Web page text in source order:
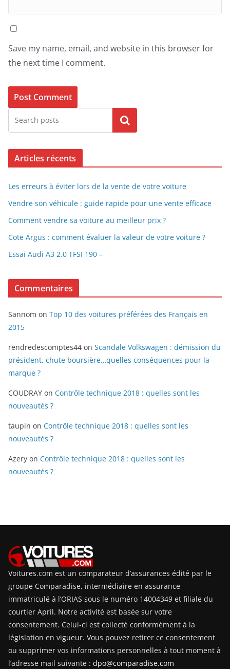
Save my name, email, and website in this browser for
the next time I comment.
Search
Articles récents
Les erreurs à éviter lors de la vente de votre voiture
Vendre son véhicule : guide rapide pour une vente efficace
Comment vendre sa voiture au meilleur prix ?
Cote Argus : comment évaluer la valeur de votre voiture ?
Essai Audi A3 2.0 TFSI 190 –
Commentaires
Sannom on Top 10 des voitures préférées des Français en
2015
rendredescomptes44 on Scandale Volkswagen : démission du
président, chute boursière…quelles conséquences pour la
marque ?
COUDRAY on Contrôle technique 2018 : quelles sont les
nouveautés ?
taupin on Contrôle technique 2018 : quelles sont les
nouveautés ?
Azery on Contrôle technique 2018 : quelles sont les
nouveautés ?
Voitures.com est un comparateur d’assurances édité par le
groupe Comparadise, intermédiaire en assurance
immatriculé à l’ORIAS sous le numéro 14004349 et filiale du
courtier April. Notre activité est basée sur votre
consentement. Celui-ci est collecté conformément à la
législation en vigueur. Vous pouvez retirer ce consentement
ou supprimer vos informations personnelles à tout moment à
l’adresse mail suivante : dpo@comparadise.com